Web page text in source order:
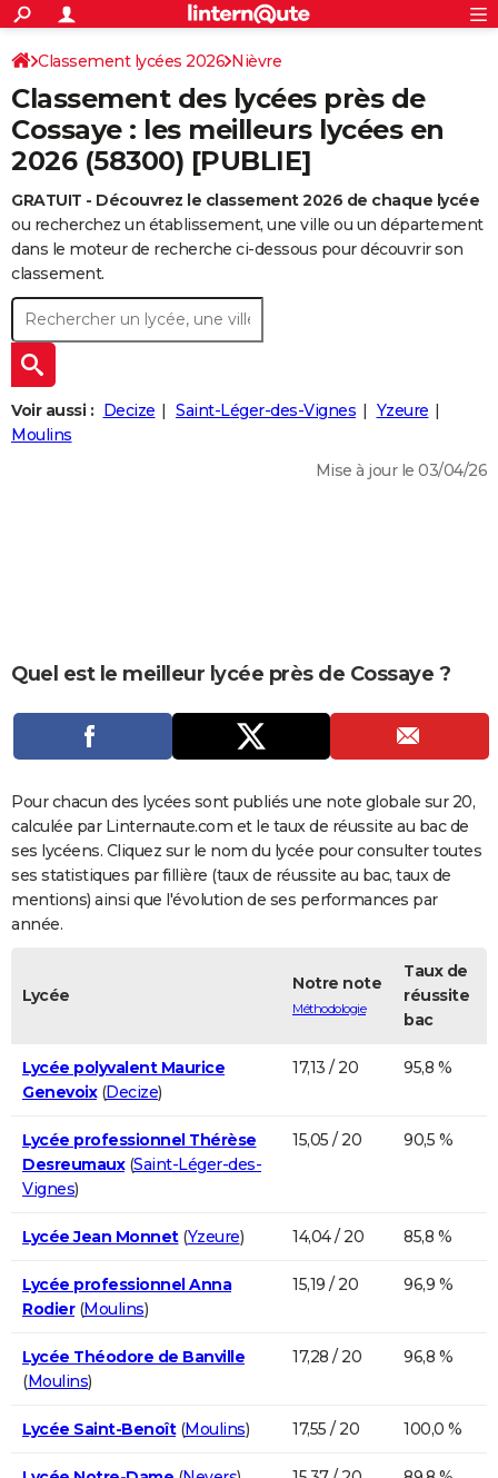
ACTUALITÉS
Politique
Société
Faits Divers
Education
Monde
Villes
+
SPORT
Coupe du monde 2026
Football
Tennis
Cyclisme
Rugby
Forum
Programme TV
TNT
Streaming
Cinéma
Sorties cinéma
Musique
+
FINANCE
Retraite
Impôts
Epargne
Immobilier
Risques naturels par ville
Banque
Assurance
Crédit
AUTO
Essais
Réserver un essai
Citadines
Berlines
SUV
Forum auto
+
HIGH-TECH
BRICOLAGE
Forum
Aménagement intérieur
Extérieur
Cuisine
Salle de bains
Jardinage
Rangement
+WEEK-END
Guides de France
Escapades
Patrimoine
Expositions
Musées
Week-end nature
+
LIFESTYLE
Art de vivre
Bien-être
Loisirs
Mode
Modes de vie
+SANTE
Dictionnaire
Biographies
Expressions
Proverbes
PROGRAMME TV
COPAINS D'AVANT
S'inscrire
Se connecter
Lycées
Collèges
Primaires
Universités
Entreprises
Service militaire
Avis de recherche
AVIS DE DÉCÈS
FORUM
Bricolage
Lifestyle
Culture
Sport
Auto
Television
Voyage
Cinema
S'inscrire
Connexion
Classement lycées 2026 Nièvre
Classement des lycées près de
Cossaye : les meilleurs lycées en
2026 (58300) [PUBLIE]
GRATUIT - Découvrez le classement 2026 de chaque lycée
ou recherchez un établissement, une ville ou un département
dans le moteur de recherche ci-dessous pour découvrir son
classement.
Voir aussi : Decize Saint-Léger-des-Vignes
Yzeure
Moulins
Mise à jour le 03/04/26
Quel est le meilleur lycée près de Cossaye ?
Pour chacun des lycées sont publiés une note globale sur 20,
calculée par Linternaute.com et le taux de réussite au bac de
ses lycéens. Cliquez sur le nom du lycée pour consulter toutes
ses statistiques par fillière (taux de réussite au bac, taux de
mentions) ainsi que l'évolution de ses performances par
année.
Lycée
Notre note
Méthodologie
Taux de
réussite
bac
Lycée polyvalent Maurice
Genevoix(Decize)
17,13 / 20 95,8 %
Lycée professionnel Thérèse
Desreumaux(Saint-Léger-des-
Vignes)
15,05 / 20 90,5 %
Lycée Jean Monnet(Yzeure) 14,04 / 20 85,8 %
Lycée professionnel Anna
Rodier(Moulins)
15,19 / 20 96,9 %
Lycée Théodore de Banville
(Moulins)
17,28 / 20 96,8 %
Lycée Saint-Benoît(Moulins) 17,55 / 20 100,0 %